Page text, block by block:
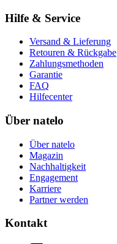
Hilfe & Service
Versand & Lieferung
Retouren & Rückgabe
Zahlungsmethoden
Garantie
FAQ
Hilfecenter
Über natelo
Über natelo
Magazin
Nachhaltigkeit
Engagement
Karriere
Partner werden
Kontakt